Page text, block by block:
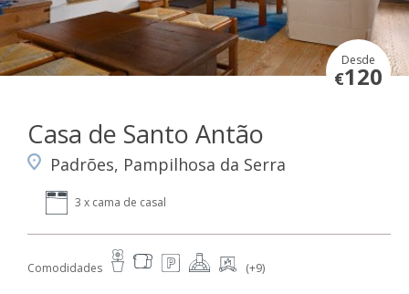
Desde
€120
Casa de Santo Antão
Padrões, Pampilhosa da Serra
3 x cama de casal
Comodidades (+9)